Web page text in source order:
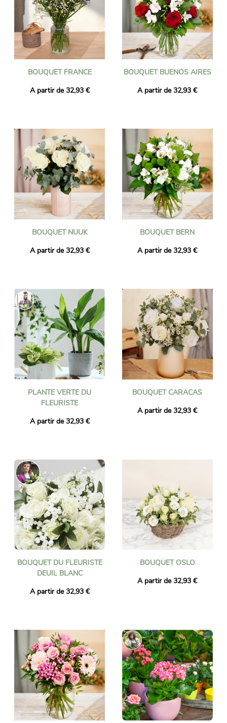
BOUQUET FRANCE
A partir de 32,93 €
BOUQUET BUENOS AIRES
A partir de 32,93 €
BOUQUET NUUK
A partir de 32,93 €
BOUQUET BERN
A partir de 32,93 €
PLANTE VERTE DU
FLEURISTE
A partir de 32,93 €
BOUQUET CARACAS
A partir de 32,93 €
BOUQUET DU FLEURISTE
DEUIL BLANC
A partir de 32,93 €
BOUQUET OSLO
A partir de 32,93 €